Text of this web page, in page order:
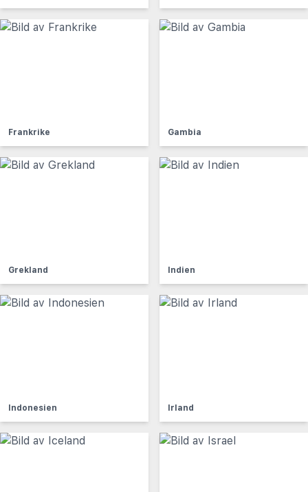
Frankrike Gambia
Grekland Indien
Indonesien Irland